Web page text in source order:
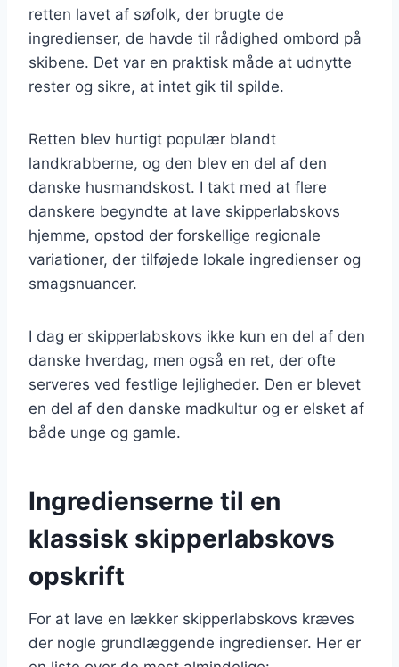
retten lavet af søfolk, der brugte de
ingredienser, de havde til rådighed ombord på
skibene. Det var en praktisk måde at udnytte
rester og sikre, at intet gik til spilde.
Retten blev hurtigt populær blandt
landkrabberne, og den blev en del af den
danske husmandskost. I takt med at flere
danskere begyndte at lave skipperlabskovs
hjemme, opstod der forskellige regionale
variationer, der tilføjede lokale ingredienser og
smagsnuancer.
I dag er skipperlabskovs ikke kun en del af den
danske hverdag, men også en ret, der ofte
serveres ved festlige lejligheder. Den er blevet
en del af den danske madkultur og er elsket af
både unge og gamle.
Ingredienserne til en
klassisk skipperlabskovs
opskrift
For at lave en lækker skipperlabskovs kræves
der nogle grundlæggende ingredienser. Her er